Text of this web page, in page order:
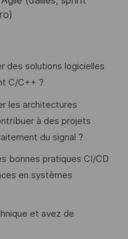
des solutions logicielles
C/C++ ?
les architectures
à des projets
du signal ?
bonnes pratiques CI/CD
en systèmes
et avez de